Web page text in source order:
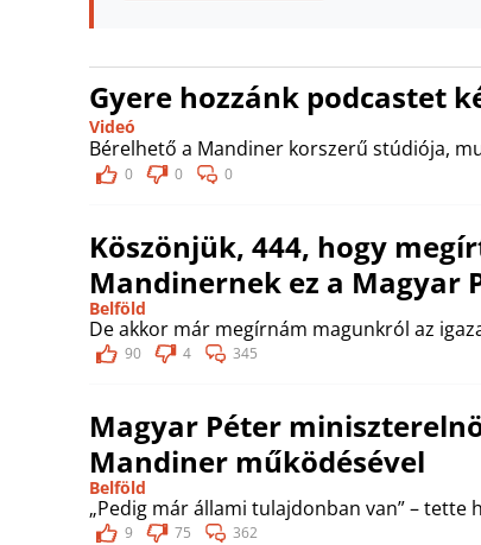
Gyere hozzánk podcastet
Videó
Bérelhető a Mandiner korszerű stúdiója,
0 0 0
Köszönjük, 444, hogy
Mandinernek ez a Magyar
Belföld
De akkor már megírnám magunkról az
90 4 345
Magyar Péter
Mandiner működésével
Belföld
„Pedig már állami tulajdonban van” – tette
9 75 362